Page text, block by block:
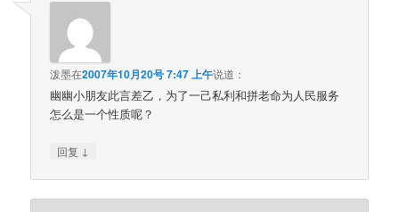
泼墨在2007年10月20号 7:47 上午说道：
幽幽小朋友此言差乙，为了一己私利和拼老命为人民服务
怎么是一个性质呢？
回复 ↓